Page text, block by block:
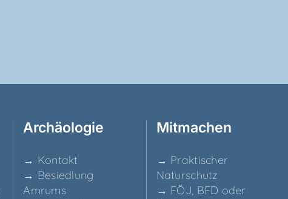
Archäo­lo­gie
→ Kon­takt
→ Besied­lung
Amrums
Mit­ma­chen
→ Prak­ti­scher
Naturschutz
→ FÖJ, BFD oder